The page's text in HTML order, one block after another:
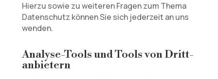
Hierzu sowie zu weiteren Fragen zum Thema
Datenschutz können Sie sich jederzeit an uns
wenden.
Analyse-Tools und Tools von Dritt­
anbietern